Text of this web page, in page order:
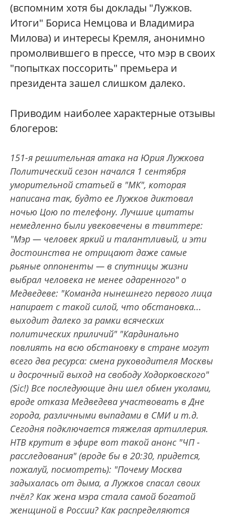
(вспомним хотя бы доклады "Лужков.
Итоги" Бориса Немцова и Владимира
Милова) и интересы Кремля, анонимно
промолвившего в прессе, что мэр в своих
"попытках поссорить" премьера и
президента зашел слишком далеко.
Приводим наиболее характерные отзывы
блогеров:
151-я решительная атака на Юрия Лужкова
Политический сезон начался 1 сентября
уморительной статьей в "МК", которая
написана так, будто ее Лужков диктовал
ночью Цою по телефону. Лучшие цитаты
немедленно были увековечены в твиттере:
"Мэр — человек яркий и талантливый, и эти
достоинства не отрицают даже самые
рьяные оппоненты — в спутницы жизни
выбрал человека не менее одаренного" о
Медведеве: "Команда нынешнего первого лица
напирает с такой силой, что обстановка...
выходит далеко за рамки всяческих
политических приличий" "Кардинально
повлиять на всю обстановку в стране могут
всего два ресурса: смена руководителя Москвы
и досрочный выход на свободу Ходорковского"
(Sic!) Все последующие дни шел обмен уколами,
вроде отказа Медведева участвовать в Дне
города, различными выпадами в СМИ и т.д.
Сегодня подключается тяжелая артиллерия.
НТВ крутит в эфире вот такой анонс "ЧП -
расследования" (вроде бы в 20:30, придется,
пожалуй, посмотреть): "Почему Москва
задыхалась от дыма, а Лужков спасал своих
пчёл? Как жена мэра стала самой богатой
женщиной в России? Как распределяются